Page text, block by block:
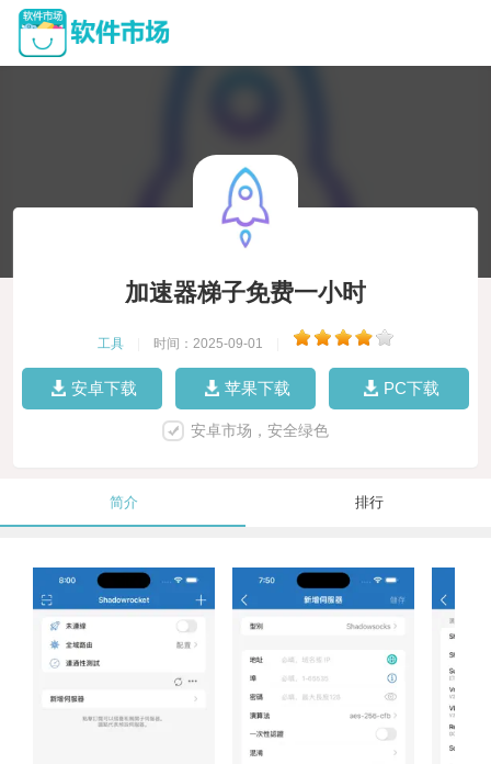
加速器梯子免费一小时
工具 时间：2025-09-01
安卓下载 苹果下载 PC下载
安卓市场，安全绿色
简介 排行